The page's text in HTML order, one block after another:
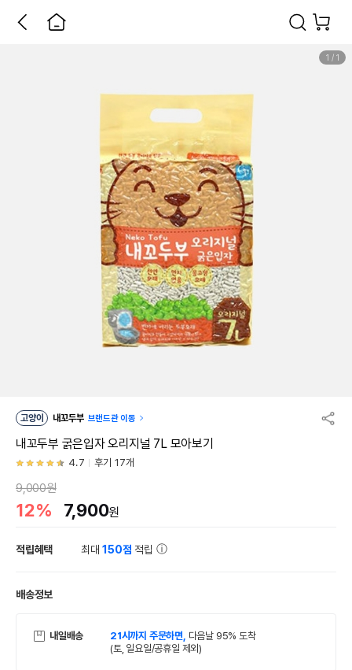
1 / 1
고양이 내꼬두부 브랜드관 이동
내꼬두부 굵은입자 오리지널 7L 모아보기
4.7 후기 17개
9,000원
12% 7,900원
적립혜택 최대150점 적립
배송정보
내일배송 21시까지 주문하면, 다음날 95% 도착
(토, 일요일/공휴일 제외)